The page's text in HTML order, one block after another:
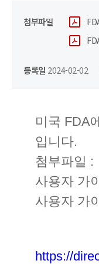
첨부파일
등록일 2024-02-02
미국 FDA
입니다.
첨부파일 :
사용자 가
사용자 가
https://